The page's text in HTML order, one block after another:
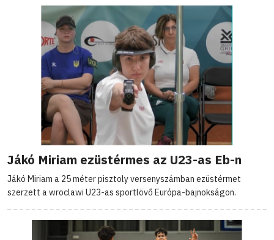
Jákó Miriam ezüstérmes az U23-as Eb-n
Jákó Miriam a 25 méter pisztoly versenyszámban ezüstérmet
szerzett a wroclawi U23-as sportlövő Európa-bajnokságon.